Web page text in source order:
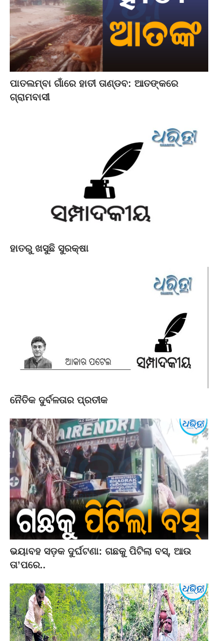
ପାତଲମ୍ବା ଗାଁରେ ହାତୀ ତାଣ୍ଡବ: ଆତଙ୍କରେ
ଗ୍ରାମବାସୀ
ହାତରୁ ଖସୁଛି ସୁରକ୍ଷା
ନୈତିକ ଦୁର୍ବଳତାର ପ୍ରତୀକ
ଭୟାବହ ସଡ଼କ ଦୁର୍ଘଟଣା: ଗଛକୁ ପିଟିଲା ବସ୍‌, ଆଉ
ତା’ପରେ..